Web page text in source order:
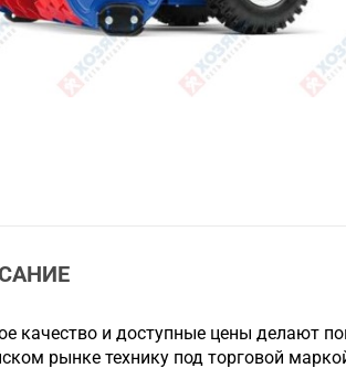
качество и доступные цены делают
рынке технику под торговой